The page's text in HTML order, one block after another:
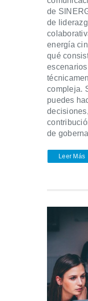
de
de
energía
qué
compleja.
puedes
de
Leer Más